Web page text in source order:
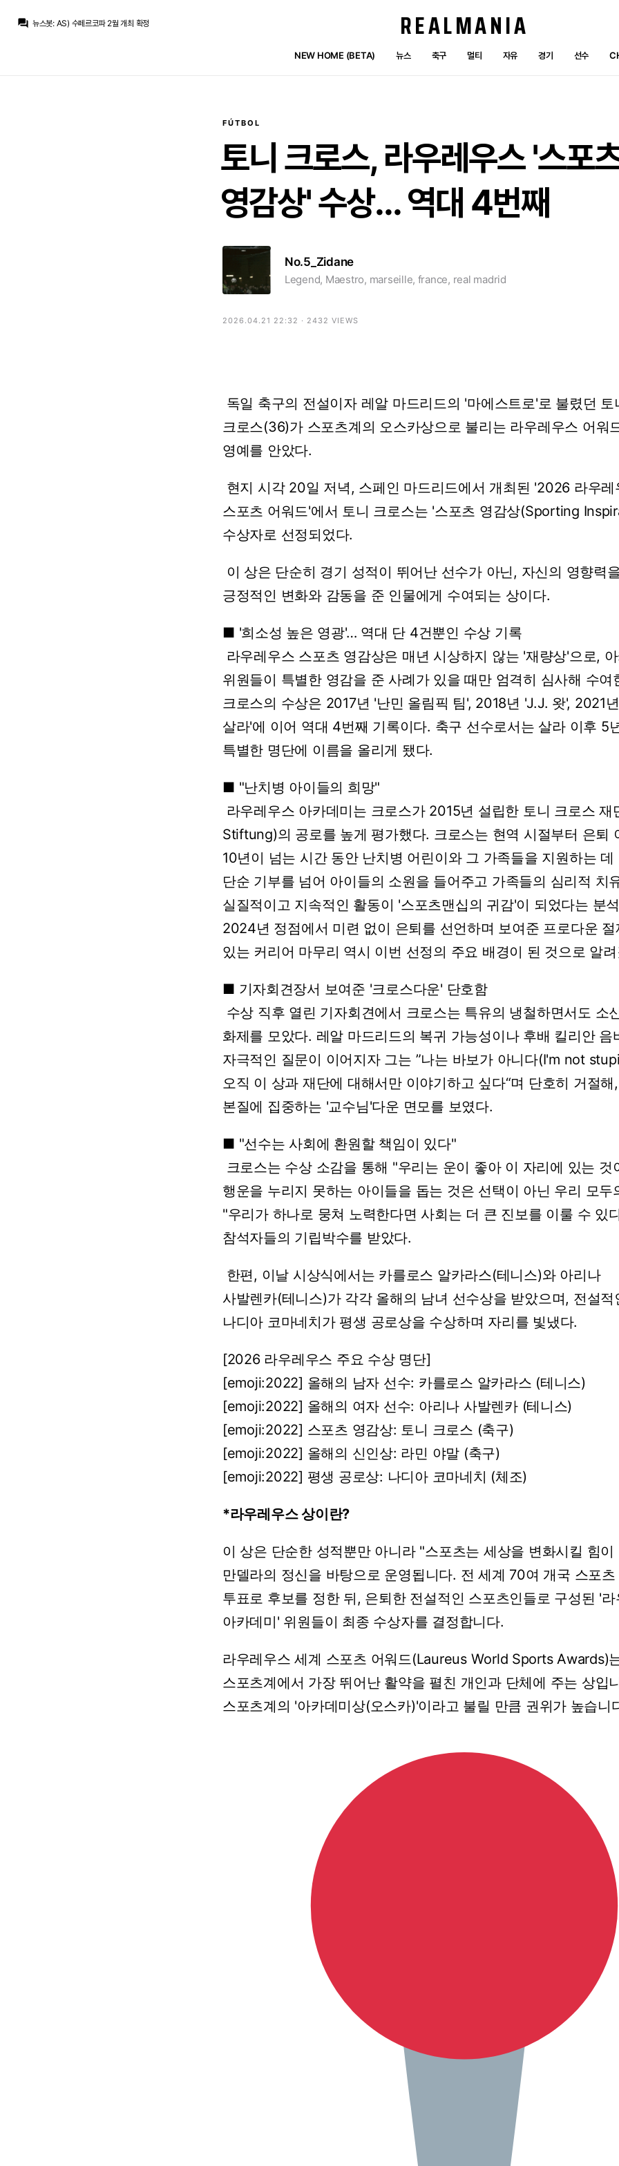
question_answer 뉴스봇: AS) 수페르코파 2월 개최 확정
REALMANIA
NEW HOME (BETA) 뉴스 축구 멀티 자유 경기 선수
FÚTBOL
토니 크로스, 라우레우스 '스포
영감상'수상... 역대 4번째
No.5_Zidane
Legend, Maestro, marseille, france, real madrid
2026.04.21 22:32 · 2432 VIEWS
독일 축구의 전설이자 레알 마드리드의 '마에스트로'로 불렸던 토
크로스(36)가 스포츠계의 오스카상으로 불리는 라우레우스 어워
영예를 안았다.
현지 시각 20일 저녁, 스페인 마드리드에서 개최된 '2026 라우레
스포츠 어워드'에서 토니 크로스는 '스포츠 영감상(Sporting
수상자로 선정되었다.
이 상은 단순히 경기 성적이 뛰어난 선수가 아닌, 자신의 영향력
긍정적인 변화와 감동을 준 인물에게 수여되는 상이다.
■ '희소성 높은 영광'… 역대 단 4건뿐인 수상 기록
라우레우스 스포츠 영감상은 매년 시상하지 않는 '재량상'으로,
위원들이 특별한 영감을 준 사례가 있을 때만 엄격히 심사해 수여
크로스의 수상은 2017년 '난민 올림픽 팀', 2018년 'J.J. 왓', 2021년
살라'에 이어 역대 4번째 기록이다. 축구 선수로서는 살라 이후 5
특별한 명단에 이름을 올리게 됐다.
■ "난치병 아이들의 희망"
라우레우스 아카데미는 크로스가 2015년 설립한 토니 크로스 재
Stiftung)의 공로를 높게 평가했다. 크로스는 현역 시절부터 은퇴
10년이 넘는 시간 동안 난치병 어린이와 그 가족들을 지원하는 데
단순 기부를 넘어 아이들의 소원을 들어주고 가족들의 심리적 치
실질적이고 지속적인 활동이 '스포츠맨십의 귀감'이 되었다는 분
2024년 정점에서 미련 없이 은퇴를 선언하며 보여준 프로다운 절
있는 커리어 마무리 역시 이번 선정의 주요 배경이 된 것으로 알
■ 기자회견장서 보여준 '크로스다운' 단호함
수상 직후 열린 기자회견에서 크로스는 특유의 냉철하면서도 소
화제를 모았다. 레알 마드리드의 복귀 가능성이나 후배 킬리안 음
자극적인 질문이 이어지자 그는 ”나는 바보가 아니다(I'm not
오직 이 상과 재단에 대해서만 이야기하고 싶다“며 단호히 거절해,
본질에 집중하는 '교수님'다운 면모를 보였다.
■ "선수는 사회에 환원할 책임이 있다"
크로스는 수상 소감을 통해 "우리는 운이 좋아 이 자리에 있는 것
행운을 누리지 못하는 아이들을 돕는 것은 선택이 아닌 우리 모두
"우리가 하나로 뭉쳐 노력한다면 사회는 더 큰 진보를 이룰 수 있
참석자들의 기립박수를 받았다.
한편, 이날 시상식에서는 카를로스 알카라스(테니스)와 아리나
사발렌카(테니스)가 각각 올해의 남녀 선수상을 받았으며, 전설적
나디아 코마네치가 평생 공로상을 수상하며 자리를 빛냈다.
[2026 라우레우스 주요 수상명단]
[emoji:2022] 올해의 남자 선수: 카를로스 알카라스 (테니스)
[emoji:2022] 올해의 여자 선수: 아리나 사발렌카(테니스)
[emoji:2022] 스포츠 영감상: 토니 크로스 (축구)
[emoji:2022] 올해의 신인상: 라민 야말 (축구)
[emoji:2022] 평생 공로상: 나디아 코마네치 (체조)
*라우레우스 상이란?
이 상은 단순한 성적뿐만 아니라 "스포츠는 세상을 변화시킬 힘이
만델라의 정신을 바탕으로 운영됩니다. 전 세계 70여 개국 스포츠
투표로 후보를 정한 뒤, 은퇴한 전설적인 스포츠인들로 구성된 '라
아카데미' 위원들이 최종 수상자를 결정합니다.
라우레우스세계 스포츠 어워드(Laureus World Sports Awards)
스포츠계에서 가장 뛰어난 활약을 펼친 개인과 단체에 주는 상입
스포츠계의 '아카데미상(오스카)'이라고 불릴 만큼 권위가 높습니